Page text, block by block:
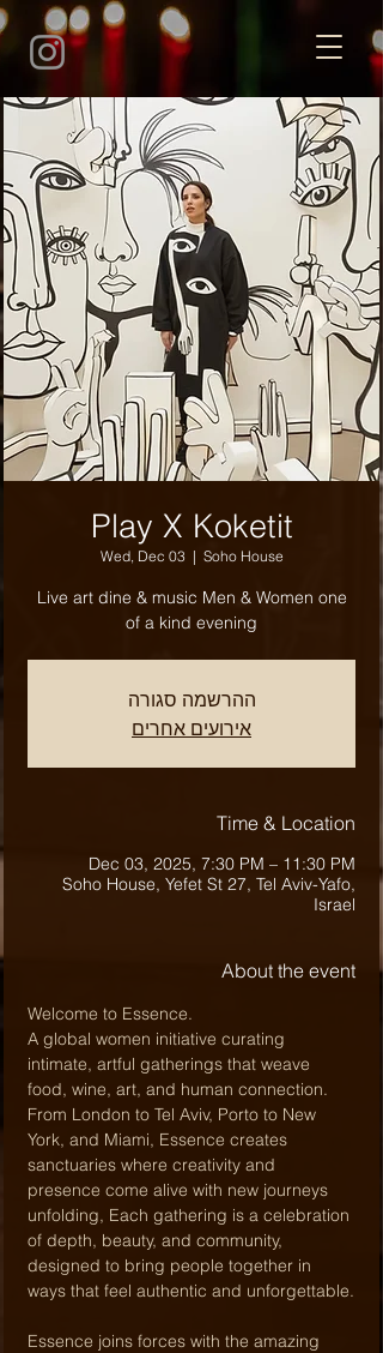
Play X Koketit
Wed, Dec 03
  |
Soho House
Live art dine & music Men & Women one
of a kind evening
ההרשמה סגורה
אירועים אחרים
Time & Location
Dec 03, 2025, 7:30 PM – 11:30 PM
Soho House, Yefet St 27, Tel Aviv-Yafo,
Israel
About the event
Welcome to Essence.
A global women initiative curating
intimate, artful gatherings that weave
food, wine, art, and human connection.
From London to Tel Aviv, Porto to New
York, and Miami, Essence creates
sanctuaries where creativity and
presence come alive with new journeys
unfolding, Each gathering is a celebration
of depth, beauty, and community,
designed to bring people together in
ways that feel authentic and unforgettable.
Essence joins forces with the amazing